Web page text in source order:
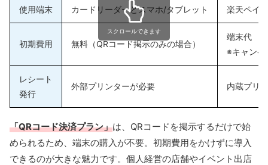
使用端末 カードリーダーとスマホ/タブレット 楽天ペイ
初期費用 無料（QRコード掲示のみの場合）
端末代
※キャンペ
レシート
発行
外部プリンターが必要 内蔵プリ
スクロールできます
「QRコード決済プラン」は、QRコードを掲示するだけで始
められるため、端末の購入が不要。初期費用をかけずに導入
できるのが大きな魅力です。個人経営の店舗やイベント出店